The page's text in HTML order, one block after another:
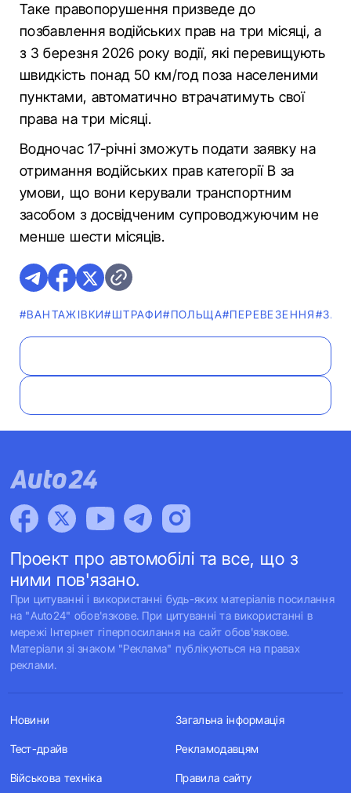
Таке правопорушення призведе до
позбавлення водійських прав на три місяці, а
з 3 березня 2026 року водії, які перевищують
швидкість понад 50 км/год поза населеними
пунктами, автоматично втрачатимуть свої
права на три місяці.
Водночас 17-річні зможуть подати заявку на
отримання водійських прав категорії B за
умови, що вони керували транспортним
засобом з досвідченим супроводжуючим не
менше шести місяців.
#ВАНТАЖІВКИ#ШТРАФИ#ПОЛЬЩА#ПЕРЕВЕЗЕННЯ
Проект про автомобілі та все, що з
ними пов'язано.
При цитуванні і використанні будь-яких матеріалів посилання
на "Auto24" обов'язкове. При цитуванні та використанні в
мережі Інтернет гіперпосилання на сайт обов'язкове.
Матеріали зі знаком "Реклама" публікуються на правах
реклами.
Новини
Тест-драйв
Військова техніка
Загальна інформація
Рекламодавцям
Правила сайту